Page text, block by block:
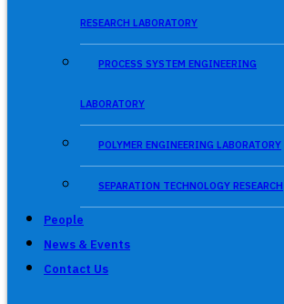
RESEARCH LABORATORY
PROCESS SYSTEM ENGINEERING
LABORATORY
POLYMER ENGINEERING LABORATORY
SEPARATION TECHNOLOGY RESEARCH
People
News & Events
Contact Us